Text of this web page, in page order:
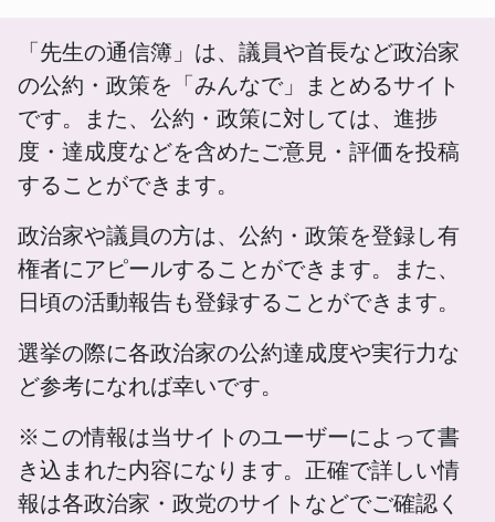
「先生の通信簿」は、議員や首長など政治家
の公約・政策を「みんなで」まとめるサイト
です。また、公約・政策に対しては、進捗
度・達成度などを含めたご意見・評価を投稿
することができます。
政治家や議員の方は、公約・政策を登録し有
権者にアピールすることができます。また、
日頃の活動報告も登録することができます。
選挙の際に各政治家の公約達成度や実行力な
ど参考になれば幸いです。
※この情報は当サイトのユーザーによって書
き込まれた内容になります。正確で詳しい情
報は各政治家・政党のサイトなどでご確認く